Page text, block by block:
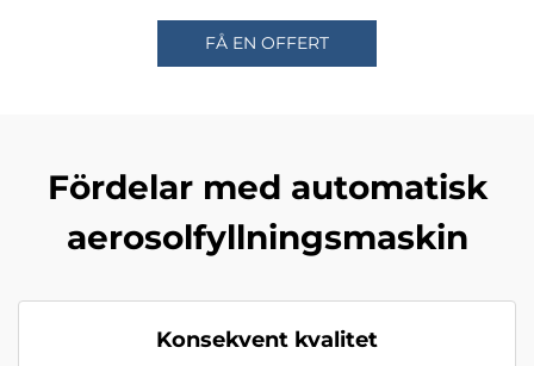
FÅ EN OFFERT
Fördelar med automatisk
aerosolfyllningsmaskin
Konsekvent kvalitet